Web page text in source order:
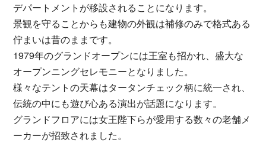
デパートメントが移設されることになります。
景観を守ることからも建物の外観は補修のみで格式ある
佇まいは昔のままです。
1979年のグランドオープンには王室も招かれ、盛大な
オープンニングセレモニーとなりました。
様々なテントの天幕はタータンチェック柄に統一され、
伝統の中にも遊び心ある演出が話題になります。
グランドフロアには女王陛下らが愛用する数々の老舗メ
ーカーが招致されました。